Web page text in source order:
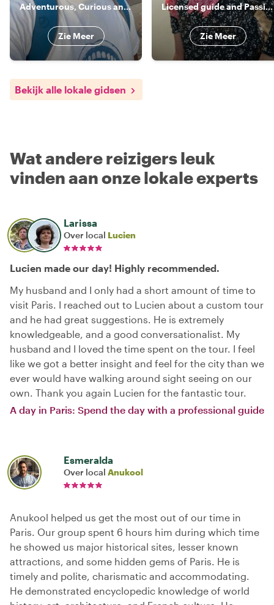
Adventurous, Curious and your Gateway to Paris
Zie Meer
Licensed guide and Passionate Parisian
Zie Meer
Bekijk alle lokale gidsen
Wat andere reizigers leuk
vinden aan onze lokale experts
Larissa
Over local Lucien
Lucien made our day! Highly recommended.
My husband and I only had a short amount of time to
visit Paris. I reached out to Lucien about a custom tour
and he had great suggestions. He is extremely
knowledgeable, and a good conversationalist. My
husband and I loved the time spent on the tour. I feel
like we got a better insight and feel for the city than we
ever would have walking around sight seeing on our
own. Thank you again Lucien for the fantastic tour.
A day in Paris: Spend the day with a professional guide
Esmeralda
Over local Anukool
Anukool helped us get the most out of our time in
Paris. Our group spent 6 hours him during which time
he showed us major historical sites, lesser known
attractions, and some hidden gems of Paris. He is
timely and polite, charismatic and accommodating.
He demonstrated encyclopedic knowledge of world